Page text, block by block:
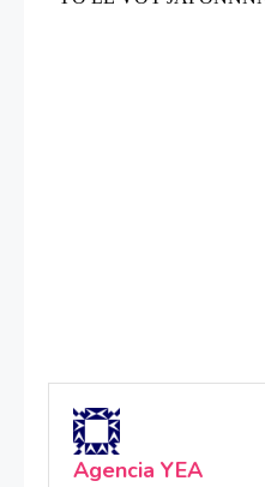
Agencia YEA